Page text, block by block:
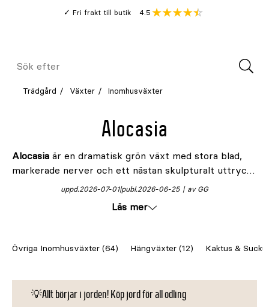
Fri frakt till butik
Genomsnitt
4.5
Meny
Sök
Trädgård Växter Inomhusväxter
Alocasia
Alocasia är en dramatisk grön växt med stora blad,
markerade nerver och ett nästan skulpturalt uttryck.
Den passar dig som vill ha en inomhusväxt med tydlig
ger, men med lite mer attityd än många andra gröna
publ.2026-06-25
uppd.2026-07-01 av GG
Läs mer
Övriga Inomhusväxter (64) Hängväxter (12) Kaktus &
💡Allt börjar i jorden! Köp jord för all odling